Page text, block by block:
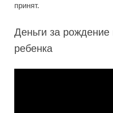
принят.
Деньги за рождение
ребенка